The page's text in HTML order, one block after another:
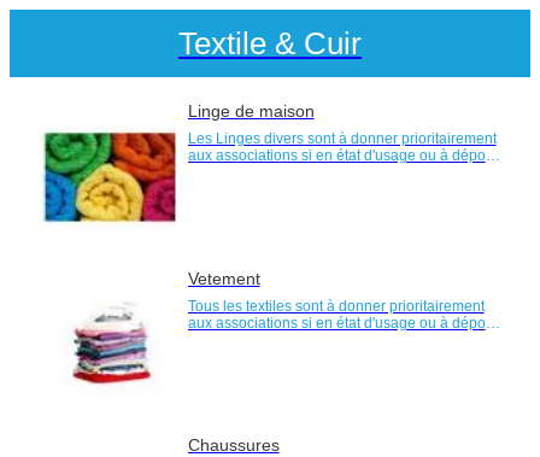
Textile & Cuir
Linge de maison
Les Linges divers sont à donner prioritairement
aux associations si en état d'usage ou à déposer
Vetement
Tous les textiles sont à donner prioritairement
aux associations si en état d'usage ou à déposer
Chaussures